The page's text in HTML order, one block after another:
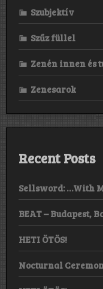
Szubjektív
Szűz füllel
Zenén innen és
Zenesarok
Recent Posts
Sellsword: …With
BEAT – Budapest,
HETI ÖTÖS!
Nocturnal